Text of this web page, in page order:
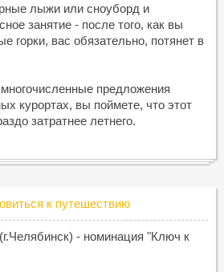
лыжи или сноуборд и
занятие - после того, как вы
горки, вас обязательно, потянет в
предложения
курортах, вы поймете, что этот
затратнее летнего.
- номинация "Ключ к